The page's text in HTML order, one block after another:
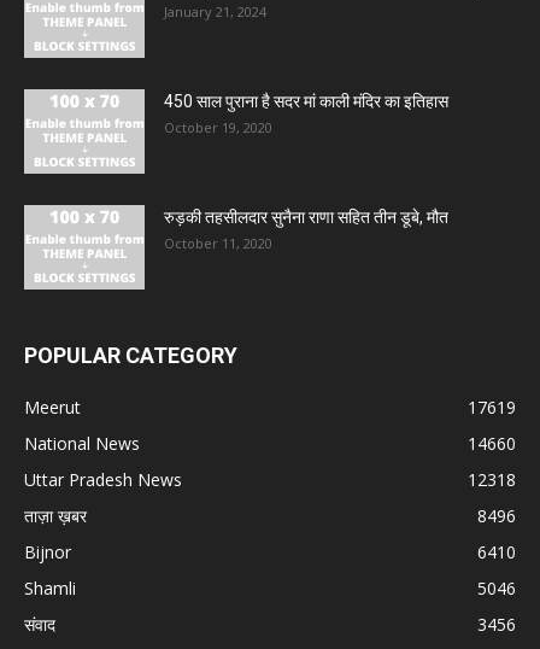
January 21, 2024
450 साल पुराना है सदर मां काली मंदिर का इतिहास
October 19, 2020
रुड़की तहसीलदार सुनैना राणा सहित तीन डूबे, मौत
October 11, 2020
POPULAR CATEGORY
Meerut
17619
National News
14660
Uttar Pradesh News
12318
ताज़ा ख़बर
8496
Bijnor
6410
Shamli
5046
संवाद
3456